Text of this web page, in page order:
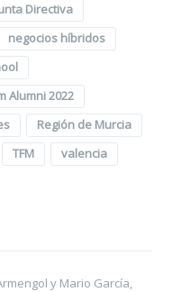
Directiva
negocios híbridos
Alumni 2022
Región de Murcia
TFM valencia
y Mario García,